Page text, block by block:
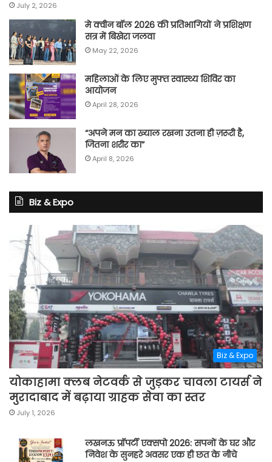
July 2, 2026
मे क्वीन बॉल 2026 की प्रतिभागियों ने प्रशिक्षण
सत्र में बिखेरा जलवा
May 22, 2026
महिलाओं के लिए मुफ्त स्वास्थ्य शिविर का
आयोजन
April 28, 2026
“अपने मन का ख्याल रखना उतना ही ज़रूरी है,
जितना शरीर का”
April 8, 2026
Biz & Expo
Biz & Expo
योकाहामा क्लब नेटवर्क से जुड़कर चावला टायर्स ने
मुरादाबाद में बढ़ाया ग्राहक सेवा का स्तर
July 1, 2026
लखनऊ प्रॉपर्टी एक्सपो 2026: सपनों के घर और
निवेश के सुनहरे अवसर एक ही छत के नीचे